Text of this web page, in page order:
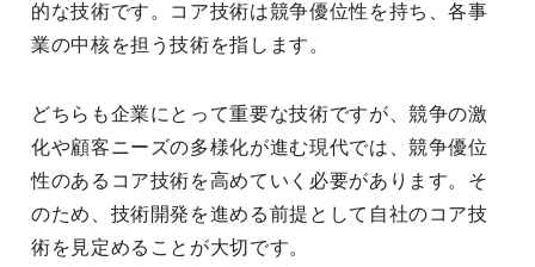
的な技術です。コア技術は競争優位性を持ち、各事
業の中核を担う技術を指します。
どちらも企業にとって重要な技術ですが、競争の激
化や顧客ニーズの多様化が進む現代では、競争優位
性のあるコア技術を高めていく必要があります。そ
のため、技術開発を進める前提として自社のコア技
術を見定めることが大切です。